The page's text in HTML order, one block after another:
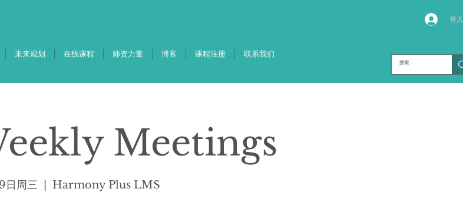
登入
未来规划 在线课程 师资力量 博客 课程注册 联系我们
Meetings
日周三 Harmony Plus LMS